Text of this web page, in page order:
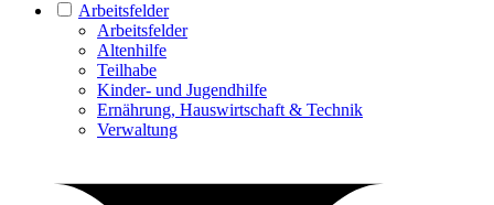
Arbeitsfelder
Arbeitsfelder
Altenhilfe
Teilhabe
Kinder- und Jugendhilfe
Ernährung, Hauswirtschaft & Technik
Verwaltung